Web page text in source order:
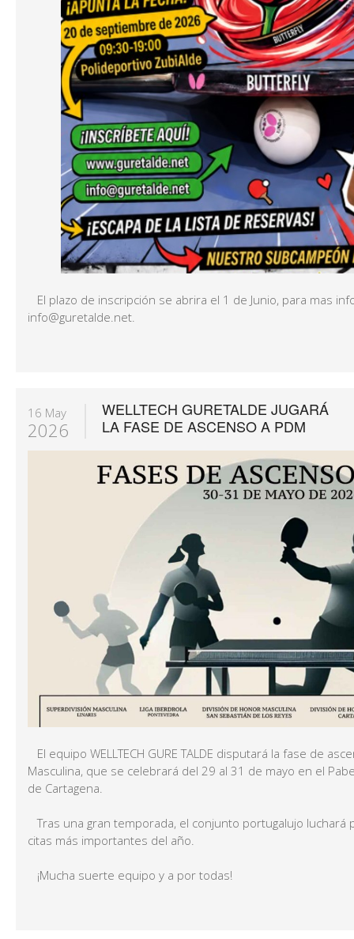
El plazo de inscripción se abrira el 1 de Junio, para mas
info@guretalde.net.
16 May
2026
WELLTECH GURETALDE JUGARÁ
LA FASE DE ASCENSO A PDM
El equipo WELLTECH GURE TALDE disputará la fase de
Masculina, que se celebrará del 29 al 31 de mayo en el
de Cartagena.
Tras una gran temporada, el conjunto portugalujo luchará
citas más importantes del año.
¡Mucha suerte equipo y a por todas!